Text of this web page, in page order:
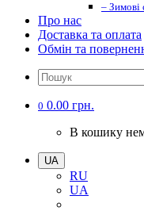
– Зимові
Про нас
Доставка та оплата
Обмін та
0 0.00 грн.
В кошику
UA
RU
UA